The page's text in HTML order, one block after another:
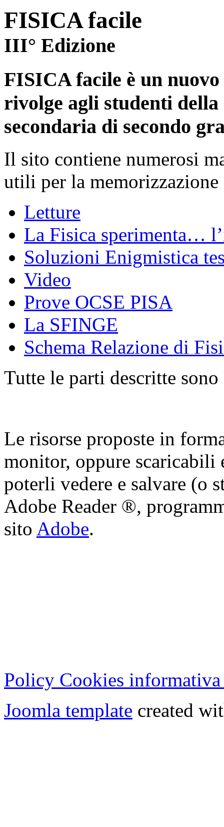
FISICA facile
III° Edizione
FISICA facile è un nuovo
rivolge agli studenti della
secondaria di secondo
Il sito contiene numerosi
utili per la
Letture
La Fisica sperimenta…
Soluzioni Enigmistica
Video
Prove OCSE PISA
La SFINGE
Schema Relazione di
Tutte le parti descritte
Le risorse proposte in
monitor, oppure scaricabili
poterli vedere e salvare (o
Adobe Reader ®,
sito Adobe.
Policy Cookies informativa
Joomla template created